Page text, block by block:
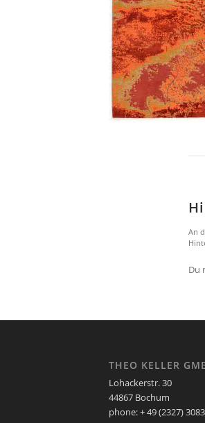
An
Du
THEO KELLER
Lohackerstr. 30
44867 Bochum
phone: + 49 (2327)